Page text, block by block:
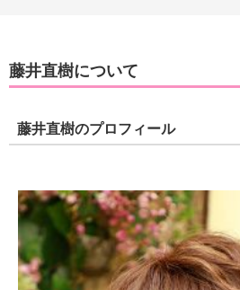
藤井直樹について
藤井直樹のプロフィール